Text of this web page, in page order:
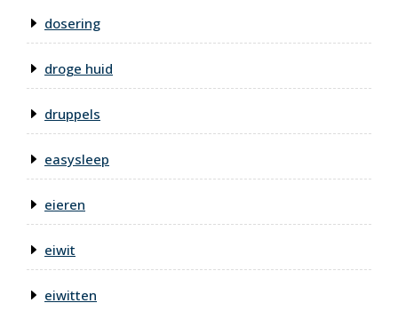
dosering
droge huid
druppels
easysleep
eieren
eiwit
eiwitten